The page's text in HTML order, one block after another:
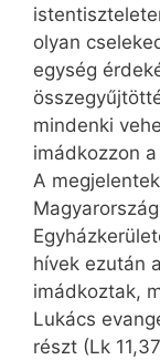
olyan
egység
mindenki
imádkozzon
A
hívek ezután
imádkoztak,
Lukács
részt (Lk